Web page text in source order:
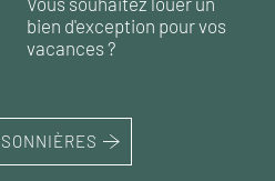
terrain 850 m²
bien d'exception pour vos
vacances ?